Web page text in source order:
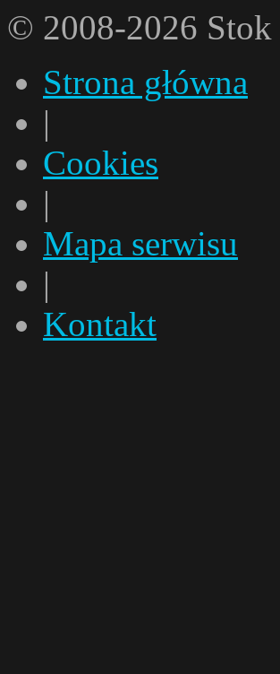
© 2008-2026
Strona główna
|
Cookies
|
Mapa serwisu
|
Kontakt